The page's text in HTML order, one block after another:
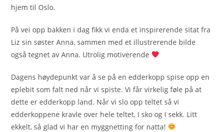
hjem til Oslo.
På vei opp bakken i dag fikk vi enda et inspirerende sitat fra
Liz sin søster Anna, sammen med et illustrerende bilde
også tegnet av Anna. Utrolig motiverende
Dagens høydepunkt var å se på en edderkopp spise opp en
eplebit som falt ned når vi spiste. Vi får virkelig føle på at
dette er edderkopp land. Når vi slo opp teltet så vi
edderkoppene kravle over hele teltet, I sko og I sekk. Litt
ekkelt, så glad vi har en myggnetting for natta!